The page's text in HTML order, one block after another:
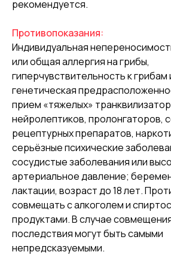
рекомендуется.
Противопоказания:
Индивидуальная
или общая аллергия на грибы,
гиперчувствительность к грибам
генетическая
прием «тяжелых»
нейролептиков, пролонгаторов,
рецептурных препаратов,
серьёзные психические
сосудистые заболевания или
артериальное давление;
лактации, возраст до 18 лет.
совмещать с алкоголем и
продуктами. В случае
последствия могут быть самыми
непредсказуемыми.